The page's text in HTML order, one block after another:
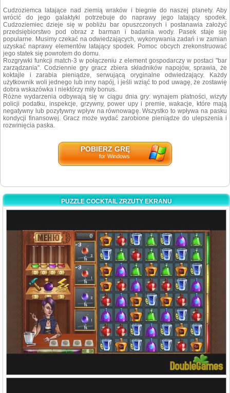
Cudzoziemca latające nad ziemią wraków i biegnie do naszej planety. Aby
wrócić do jego galaktyki potrzebuje do naprawy jego latający spodek.
Cudzoziemiec dzieje się w pobliżu bar opuszczonych i postanawia założyć
przedsiębiorstwo pod obraz z barman i badania wody. Pasek staje się
popularne. Musimy czekać na odwiedzających, wykonywania zadań i w zamian
uzyskać naprawy elementów latający spodek. Pomoc obcych zrekonstruować
jego statek się powrotem do domu.
Rozgrywki funkcji match-3 w połączeniu z element gospodarczy w postaci "bar
zarządzania". Codziennie gry gracz zbiera składników napojów, sprawia, że
koktajle i zarabia pieniądze, serwującą oryginalne odwiedzający. Każdy
użytkownik woli jednego lub inny napój, i jeśli wziąć to pod uwagę, że zostawię
dobra wskazówka i niektórzy miły bonus.
Różne wydarzenia odbywają się w ciągu dnia gry: wynajem płatności, wizyty
policji podatku, inspekcje, grzywny, power upyi premie, wakacje, które mają
negatywny lub pozytywny wpływ na równowagę. Wszystko to wpływa na pasku
kondycji finansowej. Gracz może wydać zarobione pieniądze do ulepszenia i
rozwinięcia paska.
POBIERZ GRĘ
for Windows
PUZZLE COCKTAIL ZRZUTY EKRANU